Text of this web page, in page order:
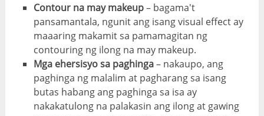
Contour na may makeup– bagama't
pansamantala, ngunit ang isang visual effect ay
maaaring makamit sa pamamagitan ng
contouring ng ilong na may makeup.
Mga ehersisyo sa paghinga– nakaupo, ang
paghinga ng malalim at pagharang sa isang
butas habang ang paghinga sa isa ay
nakakatulong na palakasin ang ilong at gawing